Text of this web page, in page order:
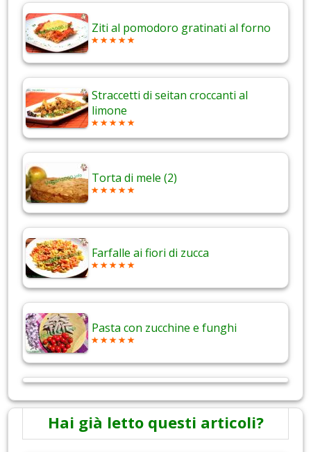
Ziti al pomodoro gratinati al forno
Straccetti di seitan croccanti al
limone
Torta di mele (2)
Farfalle ai fiori di zucca
Pasta con zucchine e funghi
Hai già letto questi articoli?